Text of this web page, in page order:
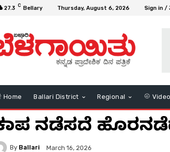
27.3 C Bellary Thursday, August 6, 2026 Sign in /
Home Ballari District Regional Video
ನಡೆಸದೆ
By Ballari March 16, 2026